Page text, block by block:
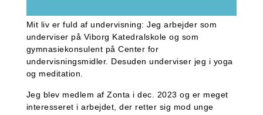
Mit liv er fuld af undervisning: Jeg arbejder som
underviser på Viborg Katedralskole og som
gymnasiekonsulent på Center for
undervisningsmidler. Desuden underviser jeg i yoga
og meditation.
Jeg blev medlem af Zonta i dec. 2023 og er meget
interesseret i arbejdet, der retter sig mod unge